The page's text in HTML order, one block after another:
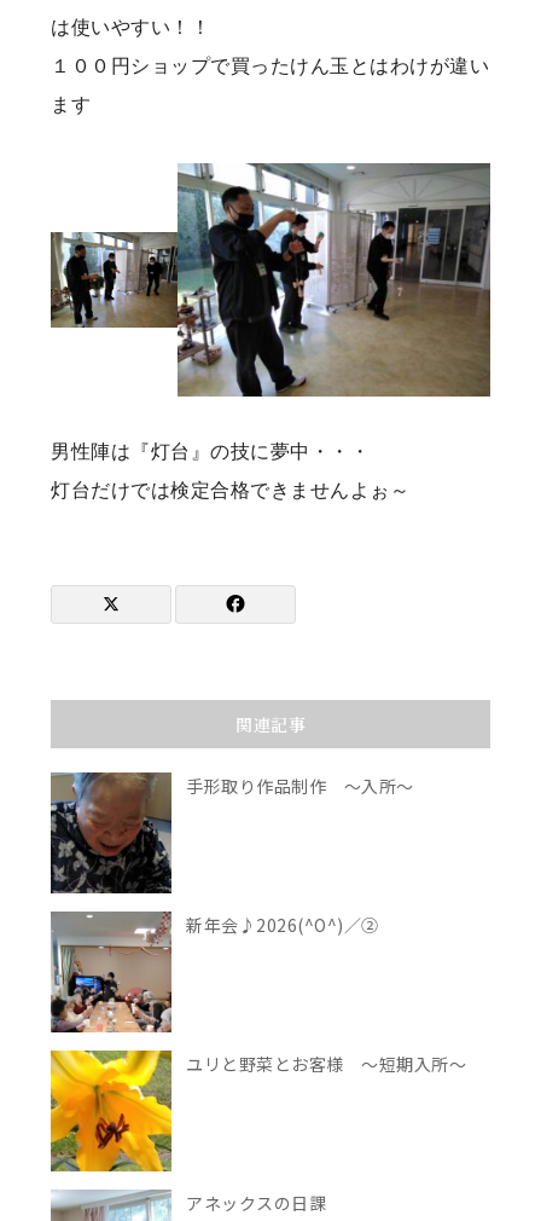
は使いやすい！！
１００円ショップで買ったけん玉とはわけが違い
ます
男性陣は『灯台』の技に夢中・・・
灯台だけでは検定合格できませんよぉ～
関連記事
手形取り作品制作 ～入所～
新年会♪2026(^O^)／②
ユリと野菜とお客様 ～短期入所～
アネックスの日課